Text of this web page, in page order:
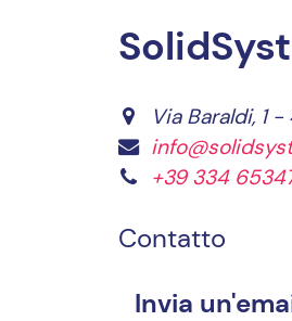
Via Baraldi, 1
+39 334
Contatto
Invia